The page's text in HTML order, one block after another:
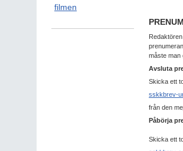
filmen
måste man
Avsluta
Skicka ett
sskkbrev-
från den
Påbörja
Skicka ett